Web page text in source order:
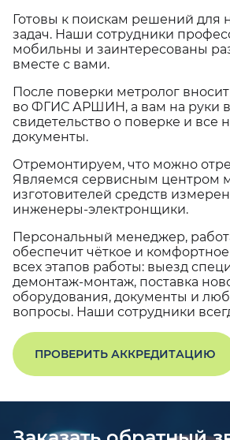
Готовы к поискам решений для
задач. Наши сотрудники
мобильны и заинтересованы
вместе с вами.
После поверки метролог
во ФГИС АРШИН, а вам на руки
свидетельство о поверке и все
документы.
Отремонтируем, что можно
Являемся сервисным центром
изготовителей средств
инженеры-электронщики.
Персональный менеджер,
обеспечит чёткое и
всех этапов работы: выезд
демонтаж-монтаж, поставка
оборудования, документы и
вопросы. Наши сотрудники
ПРОВЕРИТЬ АККРЕДИТАЦИЮ